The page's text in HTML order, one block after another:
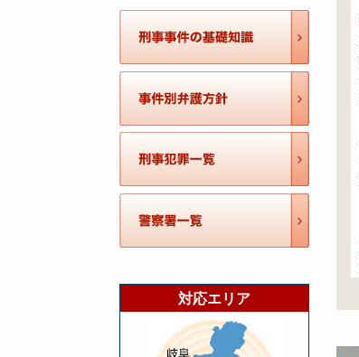
対応エリア